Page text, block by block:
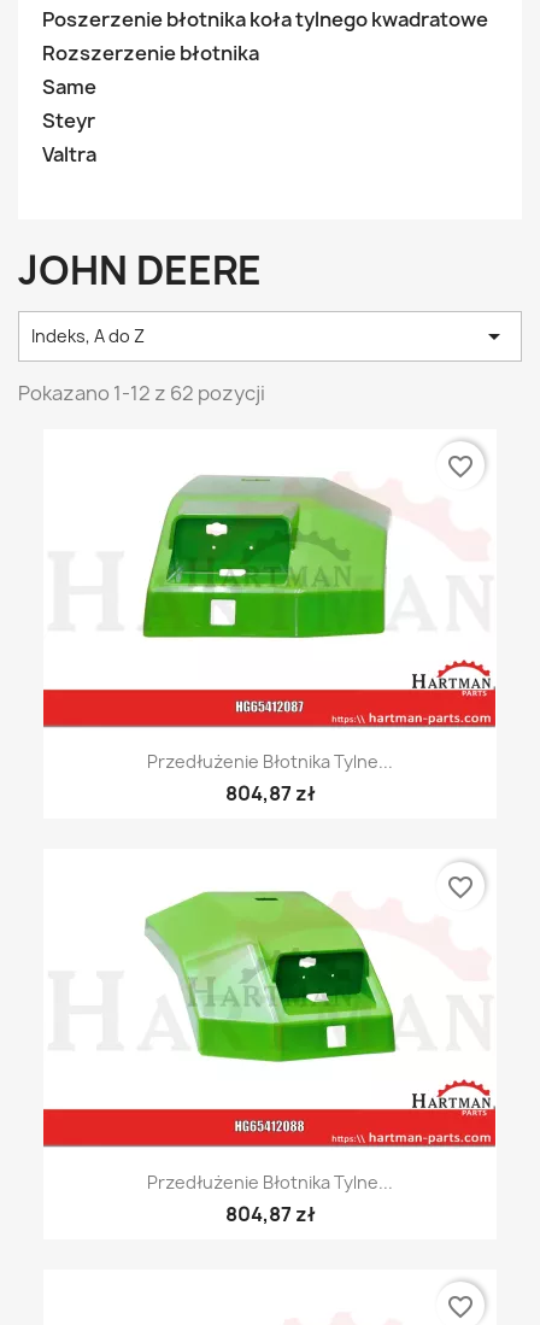
Poszerzenie błotnika koła tylnego kwadratowe
Rozszerzenie błotnika
Same
Steyr
Valtra
JOHN DEERE
Indeks, A do Z 
Pokazano 1-12 z 62 pozycji
Przedłużenie Błotnika Tylne...
804,87 zł
favorite_border
Przedłużenie Błotnika Tylne...
804,87 zł
favorite_border
favorite_border